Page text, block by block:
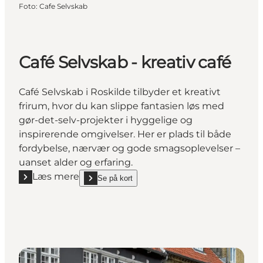
Foto: Cafe Selvskab
Café Selvskab - kreativ café
Café Selvskab i Roskilde tilbyder et kreativt
frirum, hvor du kan slippe fantasien løs med
gør-det-selv-projekter i hyggelige og
inspirerende omgivelser. Her er plads til både
fordybelse, nærvær og gode smagsoplevelser –
uanset alder og erfaring.
Læs mere
Læs mere "Café Selvskab - kreativ café"
Se på kort
show Café Selvskab - kreativ café on_map